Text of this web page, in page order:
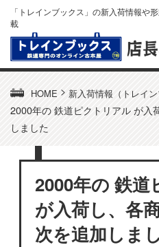
「トレインブックス」の新入荷情報や
載
HOME > 新入荷情報（トレイン
2000年の 鉄道ピクトリアル が入
しました
2000年の 鉄
が入荷し、各
次を追加しま